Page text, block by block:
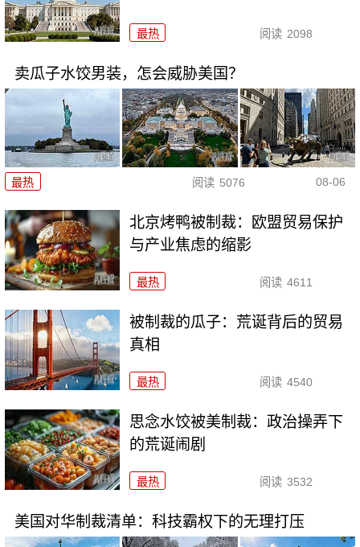
最热 阅读 2098
卖瓜子水饺男装，怎会威胁美国？
最热 阅读 5076 08-06
北京烤鸭被制裁：欧盟贸易保护
与产业焦虑的缩影
最热 阅读 4611
被制裁的瓜子：荒诞背后的贸易
真相
最热 阅读 4540
思念水饺被美制裁：政治操弄下
的荒诞闹剧
最热 阅读 3532
美国对华制裁清单：科技霸权下的无理打压